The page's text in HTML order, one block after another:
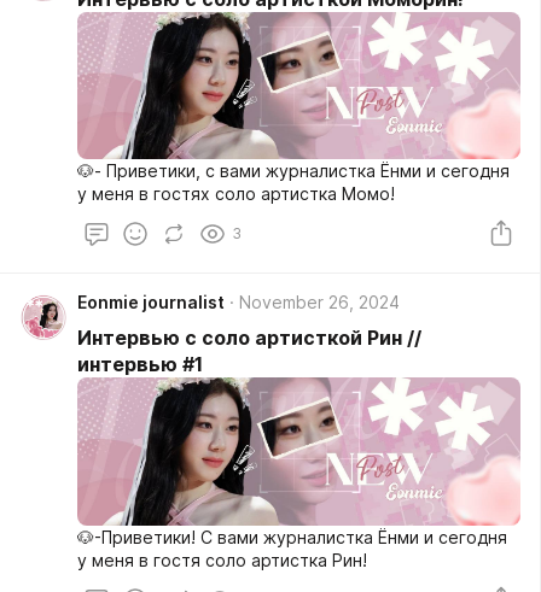
🐶- Приветики, с вами журналистка Ёнми и сегодня
у меня в гостях соло артистка Момо!
3
Eonmie journalist November 26, 2024
Интервью с соло артисткой Рин //
интервью #1
🐶-Приветики! С вами журналистка Ёнми и сегодня
у меня в гостя соло артистка Рин!